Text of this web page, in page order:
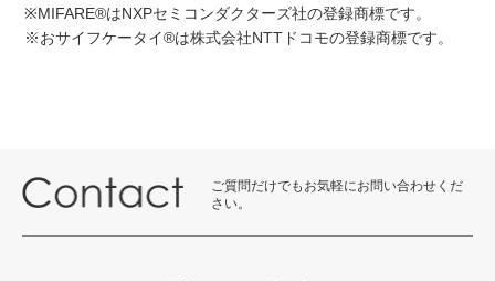
※MIFARE®はNXPセミコンダクターズ社の登録商標です。
※おサイフケータイ®は株式会社NTTドコモの登録商標です。
ご質問だけでもお気軽にお問い合わせくだ
さい。